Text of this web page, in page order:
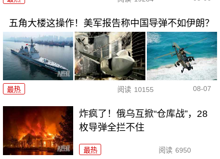
五角大楼这操作！美军报告称中国导弹不如伊朗？
最热 阅读 10155 08-07
炸疯了！俄乌互掀“仓库战”，28
枚导弹全拦不住
最热 阅读 6950